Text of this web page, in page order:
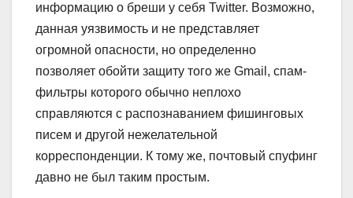
информацию о бреши у себя Twitter. Возможно,
данная уязвимость и не представляет
огромной опасности, но определенно
позволяет обойти защиту того же Gmail, спам-
фильтры которого обычно неплохо
справляются с распознаванием фишинговых
писем и другой нежелательной
корреспонденции. К тому же, почтовый спуфинг
давно не был таким простым.